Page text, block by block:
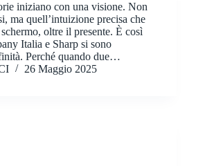
iniziano con una visione. Non
ma quell’intuizione precisa che
oltre il presente. È così
Italia e Sharp si sono
Perché quando due…
26 Maggio 2025